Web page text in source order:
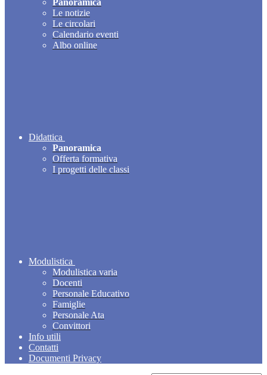
Panoramica
Le notizie
Le circolari
Calendario eventi
Albo online
Didattica
Panoramica
Offerta formativa
I progetti delle classi
Modulistica
Modulistica varia
Docenti
Personale Educativo
Famiglie
Personale Ata
Convittori
Info utili
Contatti
Documenti Privacy